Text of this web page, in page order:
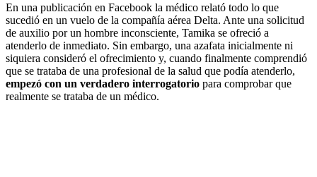
En una publicación en Facebook la médico relató todo lo que
sucedió en un vuelo de la compañía aérea Delta. Ante una solicitud
de auxilio por un hombre inconsciente, Tamika se ofreció a
atenderlo de inmediato. Sin embargo, una azafata inicialmente ni
siquiera consideró el ofrecimiento y, cuando finalmente comprendió
que se trataba de una profesional de la salud que podía atenderlo,
empezó con un verdadero interrogatorio para comprobar que
realmente se trataba de un médico.